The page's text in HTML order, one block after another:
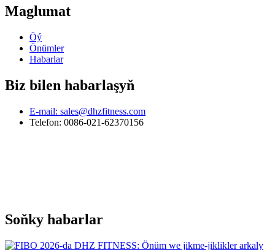
Maglumat
Öý
Önümler
Habarlar
Biz bilen habarlaşyň
E-mail: sales@dhzfitness.com
Telefon: 0086-021-62370156
Soňky habarlar